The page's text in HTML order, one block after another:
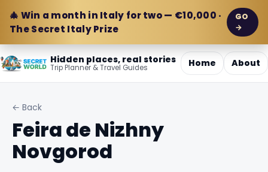
🎄 Win a month in Italy for two — €10,000 ·
The Secret Italy Prize
GO
→
Hidden places, real stories
Trip Planner & Travel Guides Home About
← Back
Feira de Nizhny
Novgorod